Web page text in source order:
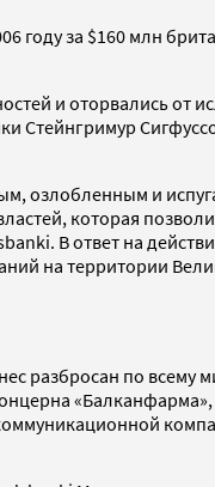
году за $160 млн
и оторвались от
Стейнгримур
озлобленным и
которая
В ответ на
на территории
разбросан по всему